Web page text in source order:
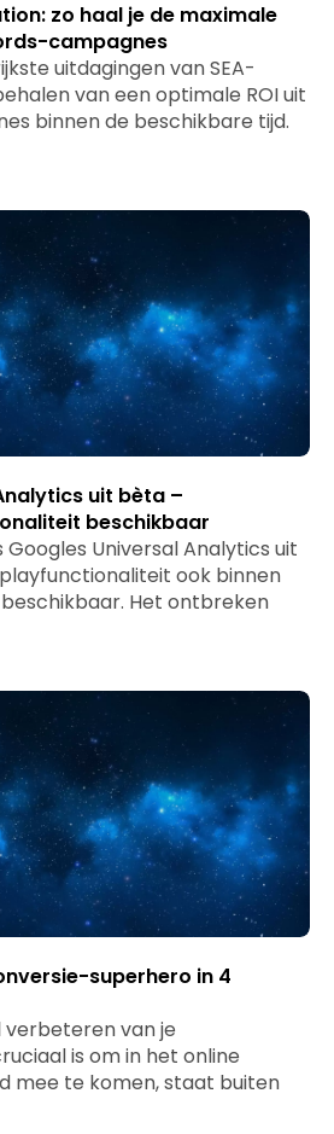
zo haal je de maximale
campagnes
uitdagingen van SEA-
van een optimale ROI uit
binnen de beschikbare tijd.
uit bèta –
beschikbaar
Googles Universal Analytics uit
ook binnen
Het ontbreken
superhero in 4
van je
is om in het online
mee te komen, staat buiten